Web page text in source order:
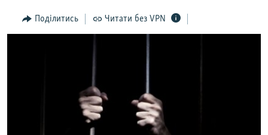
пошукуІНТЕРВ'Ю
ВІДЕОУРОКИ «ELIFBE»
СВІДЧЕННЯ ОКУПАЦІЇ
ЯК ОБІЙТИ БЛОКУВАННЯ
Поділитись Читати без VPN